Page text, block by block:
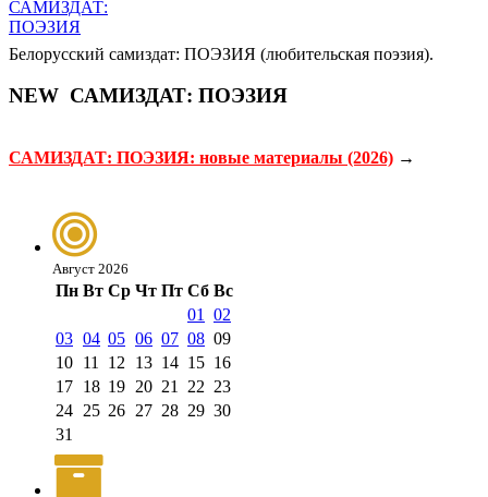
Белорусский самиздат: ПОЭЗИЯ (любительская поэзия).
NEW САМИЗДАТ: ПОЭЗИЯ
САМИЗДАТ: ПОЭЗИЯ: новые материалы (2026) →
Август 2026
Пн Вт Ср Чт Пт Сб Вс
01
02
03 04 05 06 07 08 09
10 11 12 13 14 15 16
17 18 19 20 21 22 23
24 25 26 27 28 29 30
31